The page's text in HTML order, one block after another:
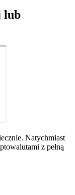
lub
Natychmiast
z pełną